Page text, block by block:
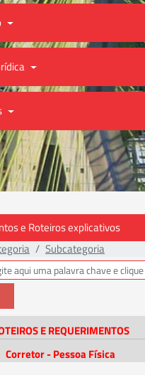
e Roteiros explicativos
Subcategoria
E REQUERIMENTOS
Corretor - Pessoa Física